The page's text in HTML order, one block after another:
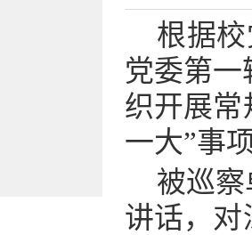
根据
党委第
织开展常
一大”事
被巡
讲话，对